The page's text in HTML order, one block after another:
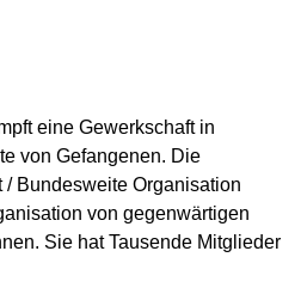
eine Gewerkschaft in
von Gefangenen. Die
Bundesweite Organisation
von gegenwärtigen
Sie hat Tausende Mitglieder